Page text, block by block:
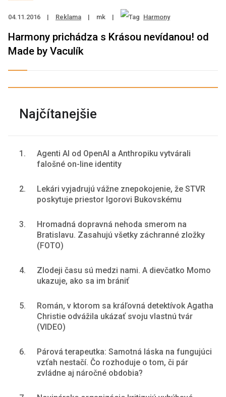
04.11.2016 | Reklama | mk | Harmony
Harmony prichádza s Krásou nevídanou! od
Made by Vaculík
Najčítanejšie
1.
Agenti AI od OpenAI a Anthropiku vytvárali
falošné on-line identity
2.
Lekári vyjadrujú vážne znepokojenie, že STVR
poskytuje priestor Igorovi Bukovskému
3.
Hromadná dopravná nehoda smerom na
Bratislavu. Zasahujú všetky záchranné zložky
(FOTO)
4.
Zlodeji času sú medzi nami. A dievčatko Momo
ukazuje, ako sa im brániť
5.
Román, v ktorom sa kráľovná detektívok Agatha
Christie odvážila ukázať svoju vlastnú tvár
(VIDEO)
6.
Párová terapeutka: Samotná láska na fungujúci
vzťah nestačí. Čo rozhoduje o tom, či pár
zvládne aj náročné obdobia?